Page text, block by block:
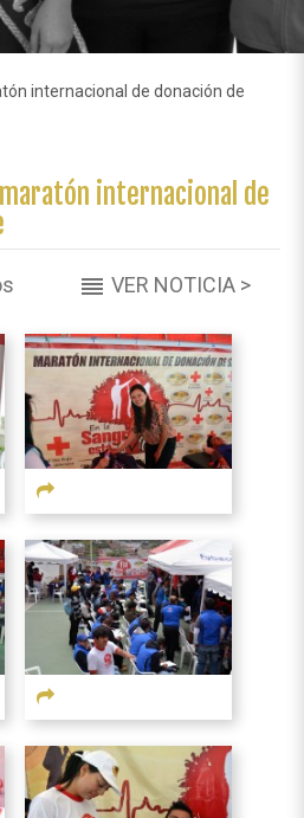
internacional de donación de
internacional de
reorder VER NOTICIA >